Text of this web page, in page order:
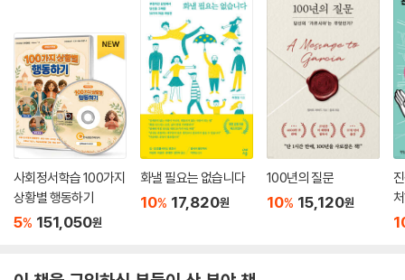
사회정서학습 100가지
상황별 행동하기
5% 151,050원
화낼 필요는 없습니다
10% 17,820원
100년의 질문
10% 15,120원